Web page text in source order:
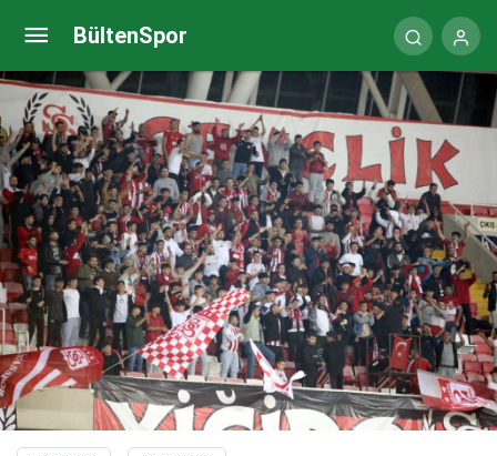
BültenSpor
Artem Dovbyk gelişmesi: Ukraynalı gazeteci
açıkladı